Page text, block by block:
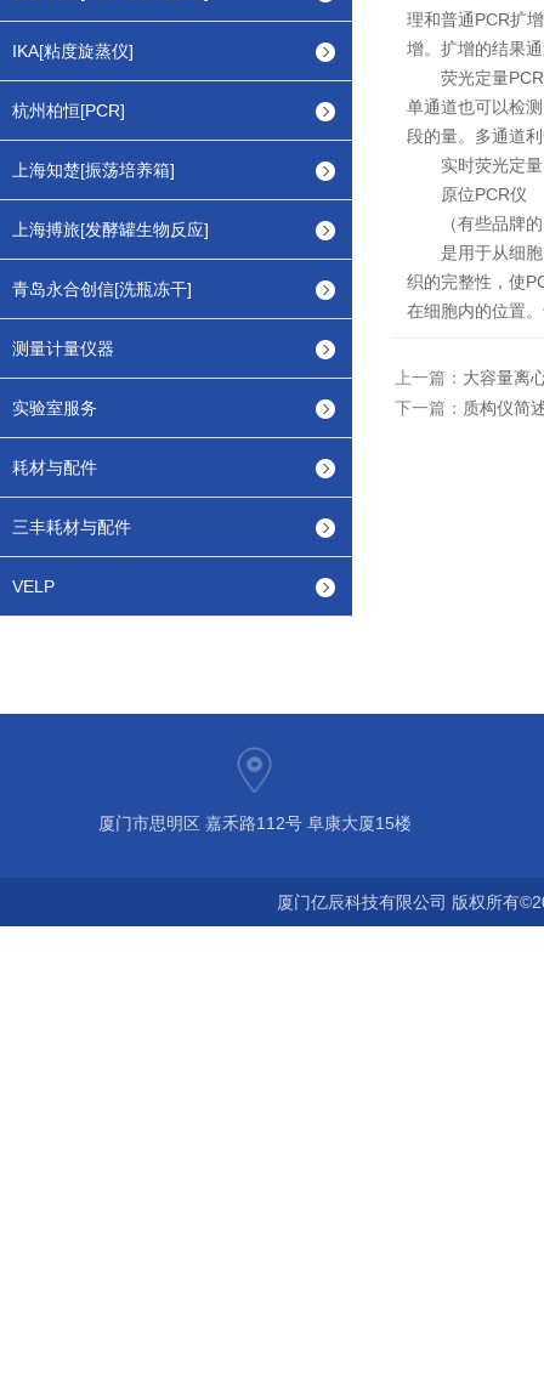
IKA[粘度旋蒸仪]
杭州柏恒[PCR]
上海知楚[振荡培养箱]
上海搏旅[发酵罐生物反应]
青岛永合创信[洗瓶冻干]
测量计量仪器
实验室服务
耗材与配件
三丰耗材与配件
VELP
理和普通PCR扩
增。扩增的结果
荧光定量PCR
单通道也可以检
段的量。多通道
实时荧光定量
原位PCR仪
（有些品牌的
是用于从细胞
织的完整性，使
在细胞内的位置
上一篇： 大容量离
下一篇： 质构仪简
厦门市思明区 嘉禾路112号 阜康大厦15楼
厦门亿辰科技有限公司 版权所有